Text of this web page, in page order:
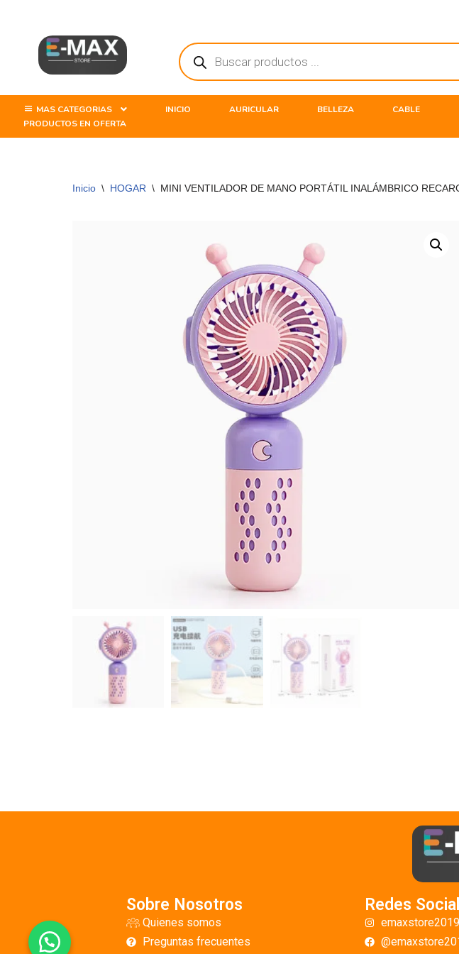
contenido
MAS CATEGORIAS INICIO AURICULAR BELLEZA CABLE
PRODUCTOS EN OFERTA
Inicio \ HOGAR \ MINI VENTILADOR DE MANO PORTÁTIL INALÁMBRICO
Sobre Nosotros
Quienes somos
Preguntas frecuentes
Redes
emaxstore2019